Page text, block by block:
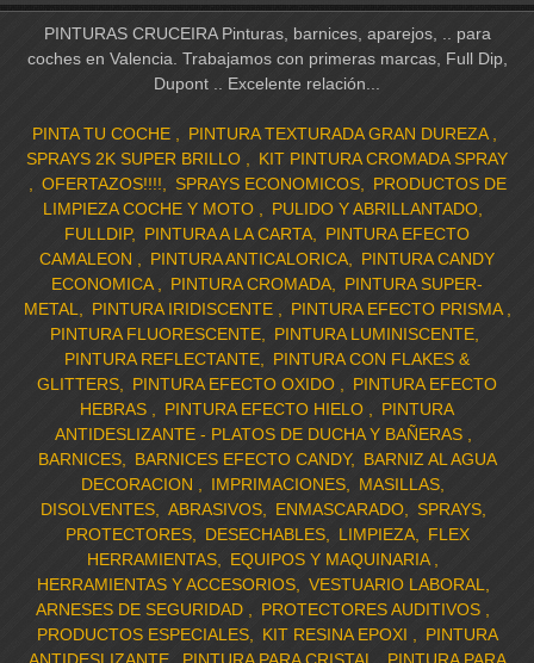
PINTURAS CRUCEIRA Pinturas, barnices, aparejos, .. para
coches en Valencia. Trabajamos con primeras marcas, Full Dip,
Dupont .. Excelente relación...
PINTA TU COCHE
PINTURA TEXTURADA GRAN DUREZA
SPRAYS 2K SUPER BRILLO
KIT PINTURA CROMADA SPRAY
OFERTAZOS!!!!
SPRAYS ECONOMICOS
PRODUCTOS DE
LIMPIEZA COCHE Y MOTO
PULIDO Y ABRILLANTADO
FULLDIP
PINTURA A LA CARTA
PINTURA EFECTO
CAMALEON
PINTURA ANTICALORICA
PINTURA CANDY
ECONOMICA
PINTURA CROMADA
PINTURA SUPER-
METAL
PINTURA IRIDISCENTE
PINTURA EFECTO PRISMA
PINTURA FLUORESCENTE
PINTURA LUMINISCENTE
PINTURA REFLECTANTE
PINTURA CON FLAKES &
GLITTERS
PINTURA EFECTO OXIDO
PINTURA EFECTO
HEBRAS
PINTURA EFECTO HIELO
PINTURA
ANTIDESLIZANTE - PLATOS DE DUCHA Y BAÑERAS
BARNICES
BARNICES EFECTO CANDY
BARNIZ AL AGUA
DECORACION
IMPRIMACIONES
MASILLAS
DISOLVENTES
ABRASIVOS ENMASCARADO
SPRAYS
PROTECTORES
DESECHABLES LIMPIEZA
FLEX
HERRAMIENTAS
EQUIPOS Y MAQUINARIA
HERRAMIENTAS Y ACCESORIOS
VESTUARIO LABORAL
ARNESES DE SEGURIDAD
PROTECTORES AUDITIVOS
PRODUCTOS ESPECIALES
KIT RESINA EPOXI
PINTURA